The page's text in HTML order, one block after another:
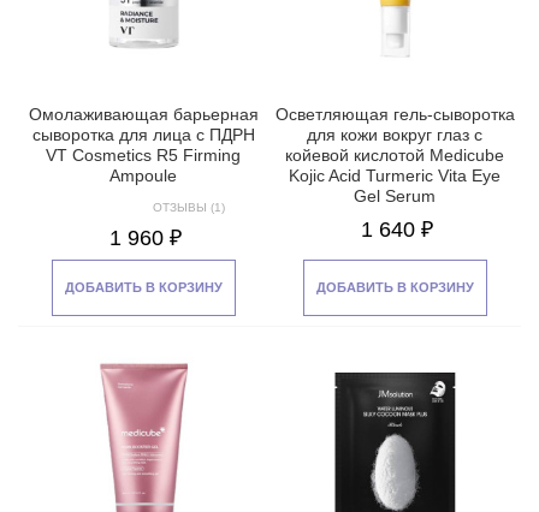
Омолаживающая барьерная
сыворотка для лица с ПДРН
VT Cosmetics R5 Firming
Ampoule
ОТЗЫВЫ (1)
1 960 ₽
ДОБАВИТЬ В КОРЗИНУ
Осветляющая гель-сыворотка
для кожи вокруг глаз с
койевой кислотой Medicube
Kojic Acid Turmeric Vita Eye
Gel Serum
1 640 ₽
ДОБАВИТЬ В КОРЗИНУ